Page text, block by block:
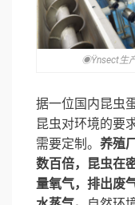
◉Ÿnsect生
据一位国内昆虫
昆虫对环境的要
需要定制。 养殖
数百倍，昆虫在
量氧气，排出废